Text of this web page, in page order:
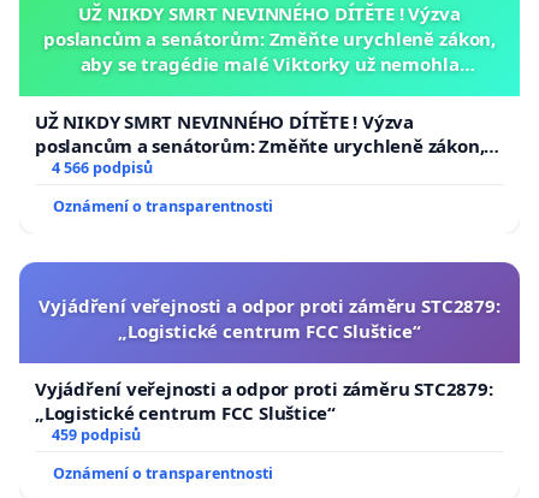
UŽ NIKDY SMRT NEVINNÉHO DÍTĚTE ! Výzva
poslancům a senátorům: Změňte urychleně zákon,
aby se tragédie malé Viktorky už nemohla
UŽ NIKDY SMRT NEVINNÉHO DÍTĚTE ! Výzva
poslancům a senátorům: Změňte urychleně zákon,
aby se tragédie malé Viktorky už nemohla opakovat!
4 566 podpisů
Oznámení o transparentnosti
Vyjádření veřejnosti a odpor proti záměru STC2879:
„Logistické centrum FCC Sluštice“
Vyjádření veřejnosti a odpor proti záměru STC2879:
„Logistické centrum FCC Sluštice“
459 podpisů
Oznámení o transparentnosti